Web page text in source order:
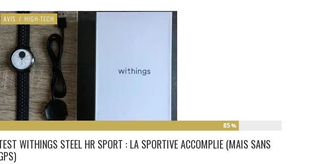
85 %
AVIS / HIGH-TECH
WITHINGS STEEL HR SPORT : LA SPORTIVE ACCOMPLIE (MAIS SANS